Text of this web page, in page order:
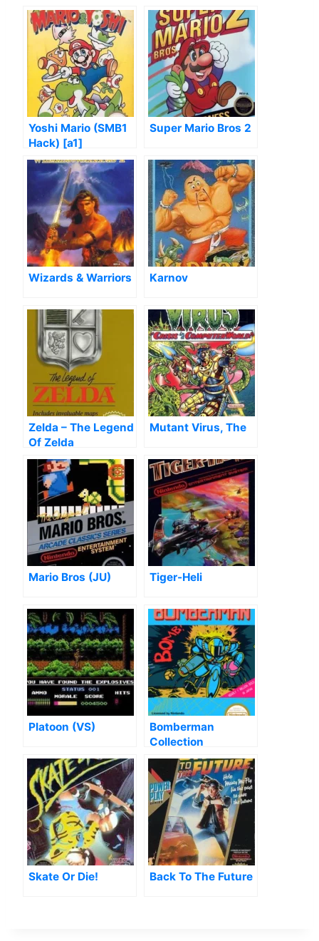
Yoshi Mario (SMB1
Hack) [a1]
Super Mario Bros 2
Wizards & Warriors Karnov
Zelda – The Legend
Of Zelda
Mutant Virus, The
Mario Bros (JU) Tiger-Heli
Platoon (VS)
Bomberman
Collection
Skate Or Die! Back To The Future